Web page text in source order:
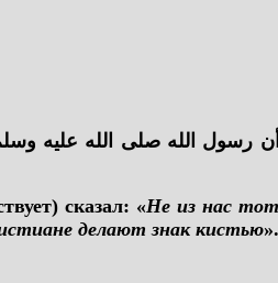
الله صلى الله عليه وسلم
сказал: «Не из нас
делают знак кистью».